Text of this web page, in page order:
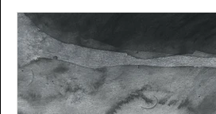
Introspección en
Carbón Grafito Plumón